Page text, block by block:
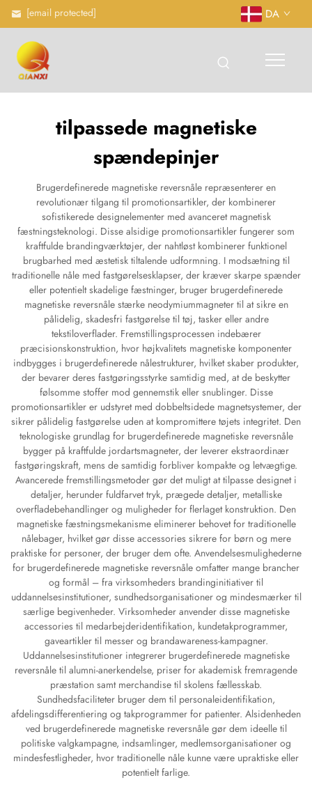
[email protected] DA
tilpassede magnetiske
spændepinjer
Brugerdefinerede magnetiske reversnåle repræsenterer en
revolutionær tilgang til promotionsartikler, der kombinerer
sofistikerede designelementer med avanceret magnetisk
fæstningsteknologi. Disse alsidige promotionsartikler fungerer som
kraftfulde brandingværktøjer, der nahtløst kombinerer funktionel
brugbarhed med æstetisk tiltalende udformning. I modsætning til
traditionelle nåle med fastgørelsesklapser, der kræver skarpe spænder
eller potentielt skadelige fæstninger, bruger brugerdefinerede
magnetiske reversnåle stærke neodymiummagneter til at sikre en
pålidelig, skadesfri fastgørelse til tøj, tasker eller andre
tekstiloverflader. Fremstillingsprocessen indebærer
præcisionskonstruktion, hvor højkvalitets magnetiske komponenter
indbygges i brugerdefinerede nålestrukturer, hvilket skaber produkter,
der bevarer deres fastgøringsstyrke samtidig med, at de beskytter
følsomme stoffer mod gennemstik eller snublinger. Disse
promotionsartikler er udstyret med dobbeltsidede magnetsystemer, der
sikrer pålidelig fastgørelse uden at kompromittere tøjets integritet. Den
teknologiske grundlag for brugerdefinerede magnetiske reversnåle
bygger på kraftfulde jordartsmagneter, der leverer ekstraordinær
fastgøringskraft, mens de samtidig forbliver kompakte og letvægtige.
Avancerede fremstillingsmetoder gør det muligt at tilpasse designet i
detaljer, herunder fuldfarvet tryk, prægede detaljer, metalliske
overfladebehandlinger og muligheder for flerlaget konstruktion. Den
magnetiske fæstningsmekanisme eliminerer behovet for traditionelle
nålebager, hvilket gør disse accessories sikrere for børn og mere
praktiske for personer, der bruger dem ofte. Anvendelsesmulighederne
for brugerdefinerede magnetiske reversnåle omfatter mange brancher
og formål – fra virksomheders brandinginitiativer til
uddannelsesinstitutioner, sundhedsorganisationer og mindesmærker til
særlige begivenheder. Virksomheder anvender disse magnetiske
accessories til medarbejderidentifikation, kundetakprogrammer,
gaveartikler til messer og brandawareness-kampagner.
Uddannelsesinstitutioner integrerer brugerdefinerede magnetiske
reversnåle til alumni-anerkendelse, priser for akademisk fremragende
præstation samt merchandise til skolens fællesskab.
Sundhedsfaciliteter bruger dem til personaleidentifikation,
afdelingsdifferentiering og takprogrammer for patienter. Alsidenheden
ved brugerdefinerede magnetiske reversnåle gør dem ideelle til
politiske valgkampagne, indsamlinger, medlemsorganisationer og
mindesfestligheder, hvor traditionelle nåle kunne være upraktiske eller
potentielt farlige.